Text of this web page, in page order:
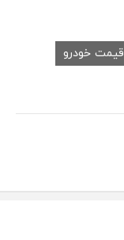
قیمت خودرو